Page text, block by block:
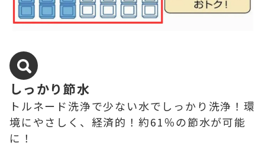
しっかり節水
トルネード洗浄で少ない水でしっかり洗浄！環
境にやさしく、経済的！約61％の節水が可能
に！